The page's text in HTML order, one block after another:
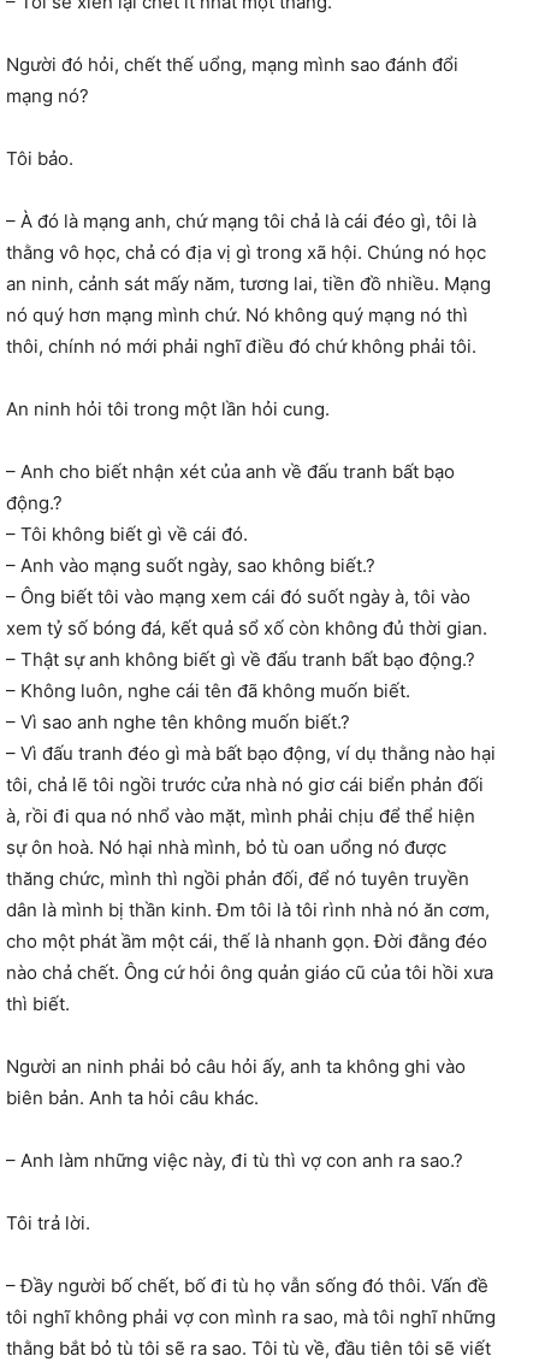
Người đó hỏi, chết thế uổng, mạng mình sao đánh đổi
mạng nó?
Tôi bảo.
– À đó là mạng anh, chứ mạng tôi chả là cái đéo gì, tôi là
thằng vô học, chả có địa vị gì trong xã hội. Chúng nó học
an ninh, cảnh sát mấy năm, tương lai, tiền đồ nhiều. Mạng
nó quý hơn mạng mình chứ. Nó không quý mạng nó thì
thôi, chính nó mới phải nghĩ điều đó chứ không phải tôi.
An ninh hỏi tôi trong một lần hỏi cung.
– Anh cho biết nhận xét của anh về đấu tranh bất bạo
động.?
– Tôi không biết gì về cái đó.
– Anh vào mạng suốt ngày, sao không biết.?
– Ông biết tôi vào mạng xem cái đó suốt ngày à, tôi vào
xem tỷ số bóng đá, kết quả sổ xố còn không đủ thời gian.
– Thật sự anh không biết gì về đấu tranh bất bạo động.?
– Không luôn, nghe cái tên đã không muốn biết.
– Vì sao anh nghe tên không muốn biết.?
– Vì đấu tranh đéo gì mà bất bạo động, ví dụ thằng nào hại
tôi, chả lẽ tôi ngồi trước cửa nhà nó giơ cái biển phản đối
à, rồi đi qua nó nhổ vào mặt, mình phải chịu để thể hiện
sự ôn hoà. Nó hại nhà mình, bỏ tù oan uổng nó được
thăng chức, mình thì ngồi phản đối, để nó tuyên truyền
dân là mình bị thần kinh. Đm tôi là tôi rình nhà nó ăn cơm,
cho một phát ầm một cái, thế là nhanh gọn. Đời đằng đéo
nào chả chết. Ông cứ hỏi ông quản giáo cũ của tôi hồi xưa
thì biết.
Người an ninh phải bỏ câu hỏi ấy, anh ta không ghi vào
biên bản. Anh ta hỏi câu khác.
– Anh làm những việc này, đi tù thì vợ con anh ra sao.?
Tôi trả lời.
– Đầy người bố chết, bố đi tù họ vẫn sống đó thôi. Vấn đề
tôi nghĩ không phải vợ con mình ra sao, mà tôi nghĩ những
thằng bắt bỏ tù tôi sẽ ra sao. Tôi tù về, đầu tiên tôi sẽ viết